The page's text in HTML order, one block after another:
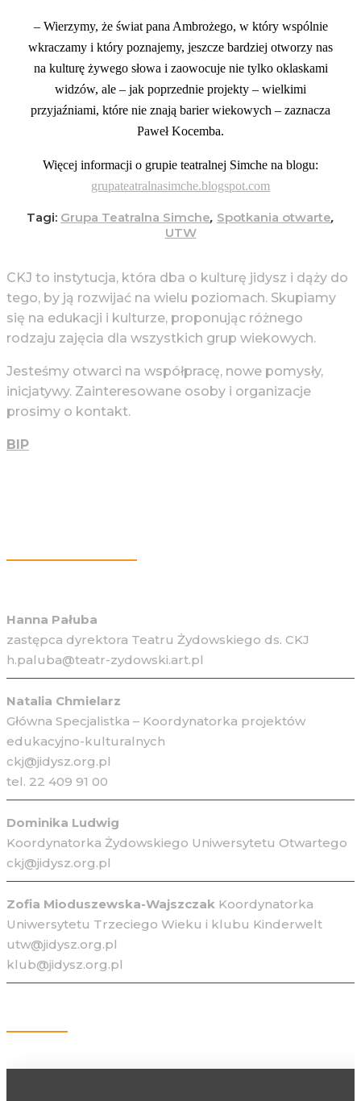
– Wierzymy, że świat pana Ambrożego, w który wspólnie
wkraczamy i który poznajemy, jeszcze bardziej otworzy nas
na kulturę żywego słowa i zaowocuje nie tylko oklaskami
widzów, ale – jak poprzednie projekty – wielkimi
przyjaźniami, które nie znają barier wiekowych – zaznacza
Paweł Kocemba.
Więcej informacji o grupie teatralnej Simche na blogu:
grupateatralnasimche.blogspot.com
Tagi: Grupa Teatralna Simche, Spotkania otwarte,
UTW
CKJ to instytucja, która dba o kulturę jidysz i dąży do
tego, by ją rozwijać na wielu poziomach. Skupiamy
się na edukacji i kulturze, proponując różnego
rodzaju zajęcia dla wszystkich grup wiekowych.
Jesteśmy otwarci na współpracę, nowe pomysły,
inicjatywy. Zainteresowane osoby i organizacje
prosimy o kontakt.
BIP
Hanna Pałuba
zastępca dyrektora Teatru Żydowskiego ds. CKJ
h.paluba@teatr-zydowski.art.pl
Natalia Chmielarz
Główna Specjalistka – Koordynatorka projektów
edukacyjno-kulturalnych
ckj@jidysz.org.pl
tel. 22 409 91 00
Dominika Ludwig
Koordynatorka Żydowskiego Uniwersytetu Otwartego
ckj@jidysz.org.pl
Zofia Mioduszewska-Wajszczak Koordynatorka
Uniwersytetu Trzeciego Wieku i klubu Kinderwelt
utw@jidysz.org.pl
klub@jidysz.org.pl